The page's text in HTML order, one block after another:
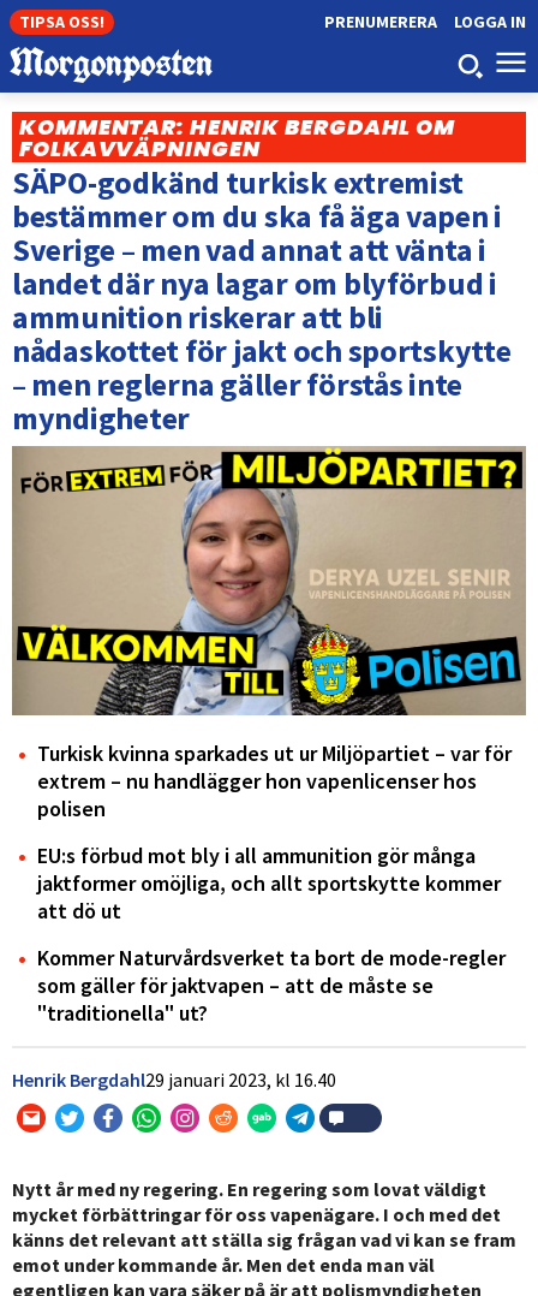
TIPSA OSS! LOGGA IN
PRENUMERERA
KOMMENTAR: HENRIK BERGDAHL OM
FOLKAVVÄPNINGEN
SÄPO-godkänd turkisk extremist
bestämmer om du ska få äga vapen i
Sverige – men vad annat att vänta i
landet där nya lagar om blyförbud i
ammunition riskerar att bli
nådaskottet för jakt och sportskytte
– men reglerna gäller förstås inte
myndigheter
Turkisk kvinna sparkades ut ur Miljöpartiet – var för
extrem – nu handlägger hon vapenlicenser hos
polisen
EU:s förbud mot bly i all ammunition gör många
jaktformer omöjliga, och allt sportskytte kommer
att dö ut
Kommer Naturvårdsverket ta bort de mode-regler
som gäller för jaktvapen – att de måste se
"traditionella" ut?
Henrik Bergdahl29 januari 2023, kl 16.40
Nytt år med ny regering. En regering som lovat väldigt
mycket förbättringar för oss vapenägare. I och med det
känns det relevant att ställa sig frågan vad vi kan se fram
emot under kommande år. Men det enda man väl
egentligen kan vara säker på är att polismyndigheten